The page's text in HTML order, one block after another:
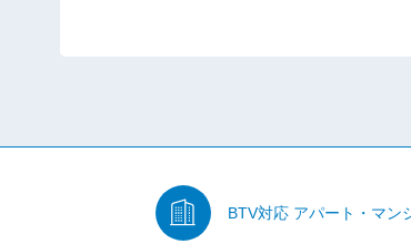
BTV対応 アパート・マン